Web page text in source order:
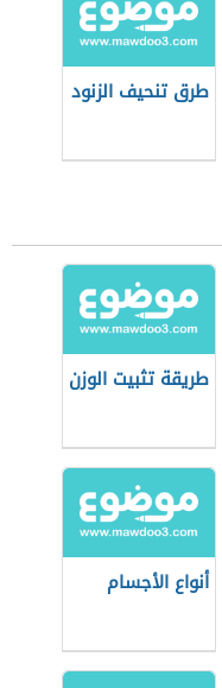
طرق تنحيف الزنود
طريقة تثبيت الوزن
أنواع الأجسام